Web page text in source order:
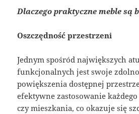
Dlaczego praktyczne meble są
Oszczędność przestrzeni
Jednym spośród największych
funkcjonalnych jest swoje
powiększenia dostępnej
efektywne zastosowanie
czy mieszkania, co okazuje się